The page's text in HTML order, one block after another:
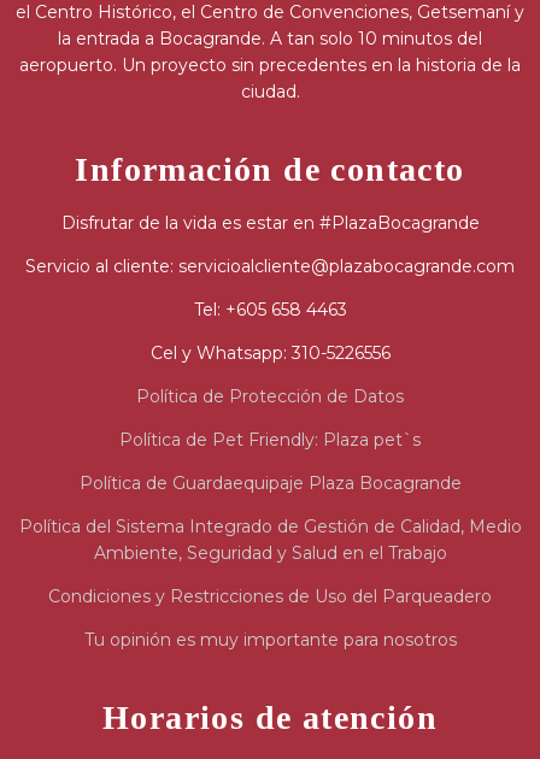
el Centro Histórico, el Centro de Convenciones, Getsemaní y
la entrada a Bocagrande. A tan solo 10 minutos del
aeropuerto. Un proyecto sin precedentes en la historia de la
ciudad.
Información de contacto
Disfrutar de la vida es estar en #PlazaBocagrande
Servicio al cliente: servicioalcliente@plazabocagrande.com
Tel: +605 658 4463
Cel y Whatsapp: 310-5226556
Política de Protección de Datos
Política de Pet Friendly: Plaza pet`s
Política de Guardaequipaje Plaza Bocagrande
Política del Sistema Integrado de Gestión de Calidad, Medio
Ambiente, Seguridad y Salud en el Trabajo
Condiciones y Restricciones de Uso del Parqueadero
Tu opinión es muy importante para nosotros
Horarios de atención